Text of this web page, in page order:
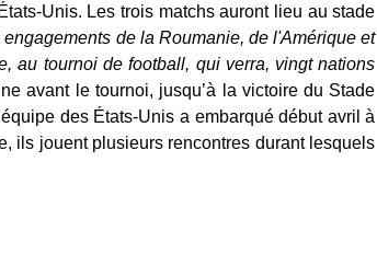
Unis. Les trois matchs auront lieu au stade
de la Roumanie, de l'Amérique et
au tournoi de football, qui verra, vingt nations
avant le tournoi, jusqu’à la victoire du Stade
des États-Unis a embarqué début avril à
ils jouent plusieurs rencontres durant lesquels